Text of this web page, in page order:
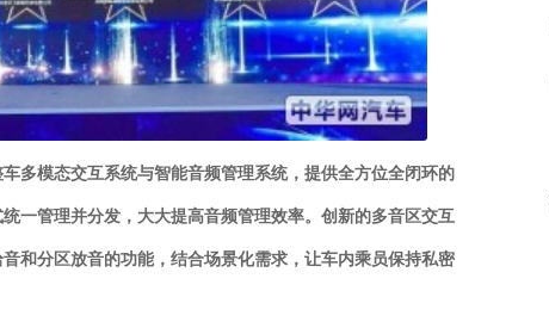
多模态交互系统与智能音频管理系统，提供全方位全闭环的
一管理并分发，大大提高音频管理效率。创新的多音区交互
和分区放音的功能，结合场景化需求，让车内乘员保持私密